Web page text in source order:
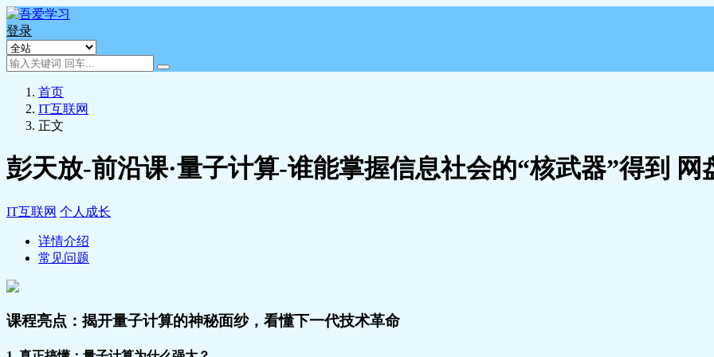
登录
首页
IT互联网
正文
彭天放-前沿课·量子计算-谁能掌握信息社会的“核武器”得到 网
IT互联网 个人成长
详情介绍
常见问题
课程亮点：揭开量子计算的神秘面纱，看懂下一代技术革命